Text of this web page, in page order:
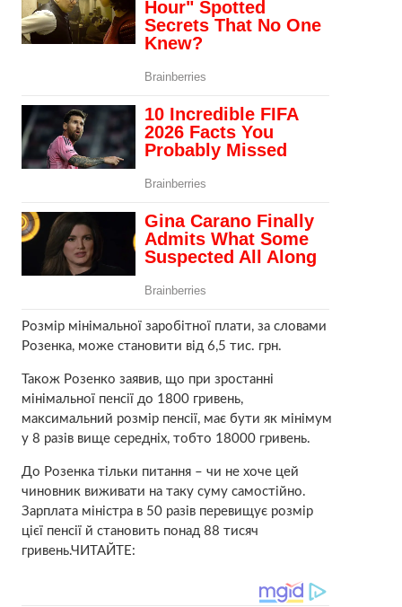
Розмір мінімальної заробітної плати, за словами
Розенка, може становити від 6,5 тис. грн.
Також Розенко заявив, що при зростанні
мінімальної пенсії до 1800 гривень,
максимальний розмір пенсії, має бути як мінімум
у 8 разів вище середніх, тобто 18000 гривень.
До Розенка тільки питання – чи не хоче цей
чиновник виживати на таку суму самостійно.
Зарплата міністра в 50 разів перевищує розмір
цієї пенсії й становить понад 88 тисяч
гривень.ЧИТАЙТЕ: